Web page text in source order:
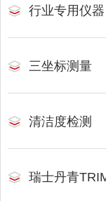
行业专用仪器
三坐标测量
清洁度检测
瑞士丹青